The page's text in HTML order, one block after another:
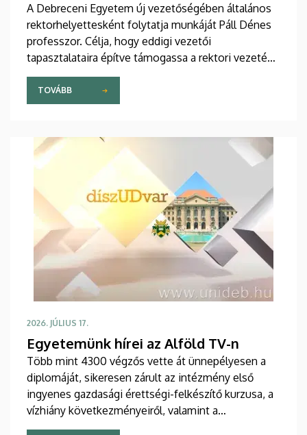
A Debreceni Egyetem új vezetőségében általános
rektorhelyettesként folytatja munkáját Páll Dénes
professzor. Célja, hogy eddigi vezetői
tapasztalataira építve támogassa a rektori vezetés
munkáját, segítse az egyetem stratégiai céljainak
megvalósítását, hozzájárulva az intézmény hazai és
nemzetközi elismertségének további erősítéséhez.
TOVÁBB
2026. JÚLIUS 17.
Egyetemünk hírei az Alföld TV-n
Több mint 4300 végzős vette át ünnepélyesen a
diplomáját, sikeresen zárult az intézmény első
ingyenes gazdasági érettségi-felkészítő kurzusa, a
vízhiány következményeiről, valamint a
vízmegtartás kihívásairól tárgyaltak az első